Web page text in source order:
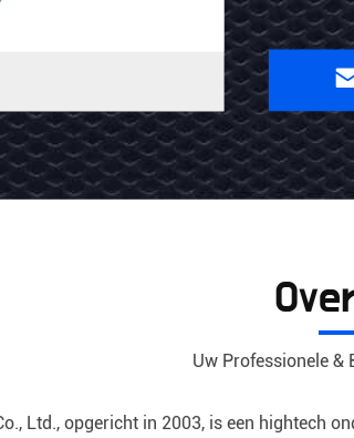
stroomadapter
Contact
opnemen
Uw Professionele &
Ltd., opgericht in 2003, is een hightech